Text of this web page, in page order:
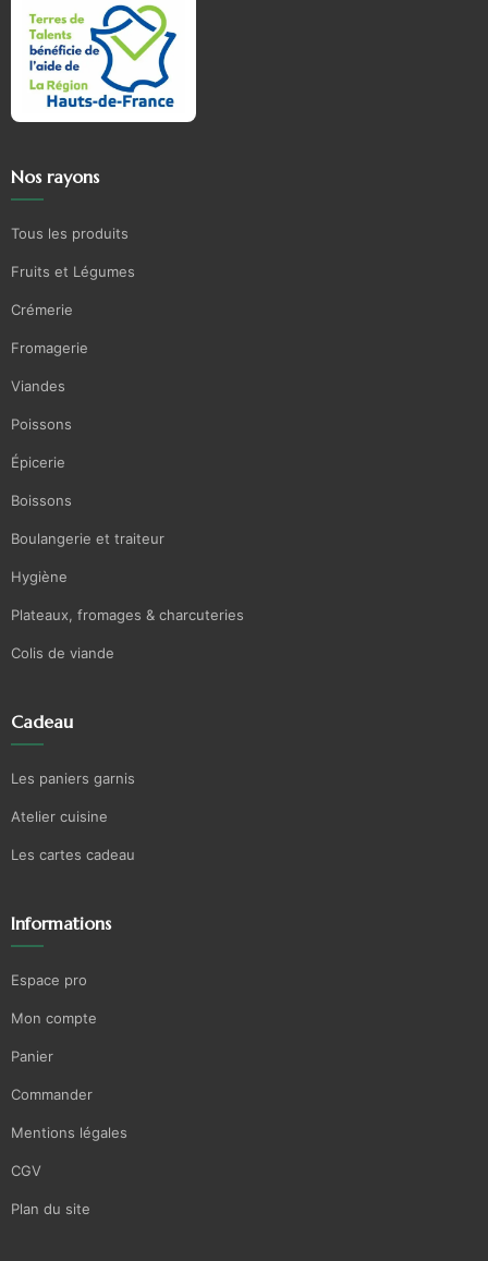
Nos rayons
Tous les produits
Fruits et Légumes
Crémerie
Fromagerie
Viandes
Poissons
Épicerie
Boissons
Boulangerie et traiteur
Hygiène
Plateaux, fromages & charcuteries
Colis de viande
Cadeau
Les paniers garnis
Atelier cuisine
Les cartes cadeau
Informations
Espace pro
Mon compte
Panier
Commander
Mentions légales
CGV
Plan du site